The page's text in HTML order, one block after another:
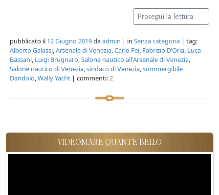
Prosegui la lettura
pubblicato il 12 Giugno 2019daadmin | in Senza categoria | tag:
Alberto Galassi,Arsenale di Venezia,Carlo Fei, Fabrizio D’Oria, Luca
Bassani, Luigi Brugnaro,Salone nautico all'Arsenale di Venezia,
Salone nautico di Venezia,sindaco di Venezia,sommergibile
Dandolo,Wally Yacht | commenti:2
VIDEOMARE QUANT'È BELLO